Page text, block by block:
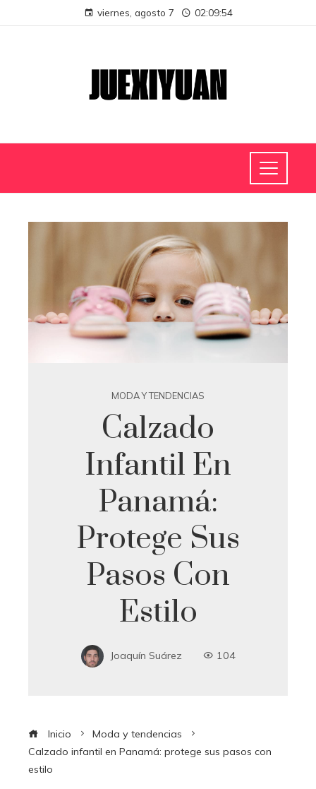
viernes, agosto 7 02:09:54
MODA Y TENDENCIAS
Calzado
Infantil En
Panamá:
Protege Sus
Pasos Con
Estilo
Joaquín Suárez 104
Inicio
Moda y tendencias
Calzado infantil en Panamá: protege sus pasos con
estilo